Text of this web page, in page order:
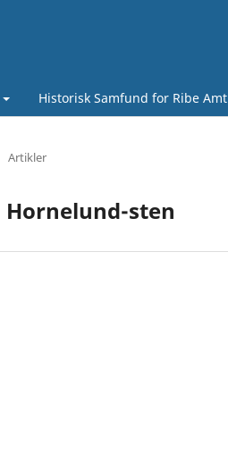
Historisk Samfund for Ribe Amt
Artikler
Hornelund-sten